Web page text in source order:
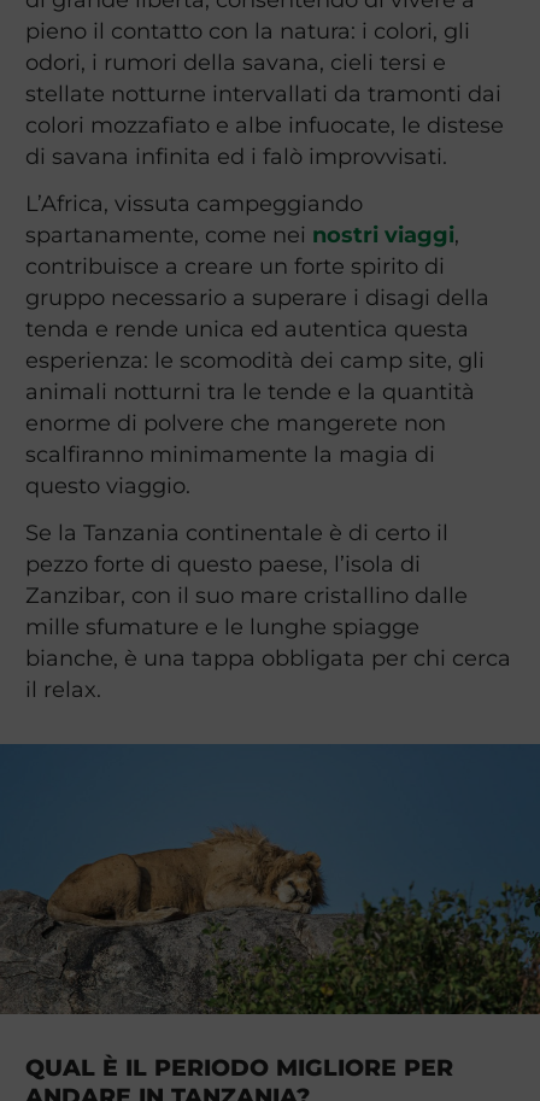
pieno il contatto con la natura: i colori, gli
odori, i rumori della savana, cieli tersi e
stellate notturne intervallati da tramonti dai
colori mozzafiato e albe infuocate, le distese
di savana infinita ed i falò improvvisati.
L’Africa, vissuta campeggiando
spartanamente, come nei nostri viaggi,
contribuisce a creare un forte spirito di
gruppo necessario a superare i disagi della
tenda e rende unica ed autentica questa
esperienza: le scomodità dei camp site, gli
animali notturni tra le tende e la quantità
enorme di polvere che mangerete non
scalfiranno minimamente la magia di
questo viaggio.
Se la Tanzania continentale è di certo il
pezzo forte di questo paese, l’isola di
Zanzibar, con il suo mare cristallino dalle
mille sfumature e le lunghe spiagge
bianche, è una tappa obbligata per chi cerca
il relax.
QUAL È IL PERIODO MIGLIORE PER